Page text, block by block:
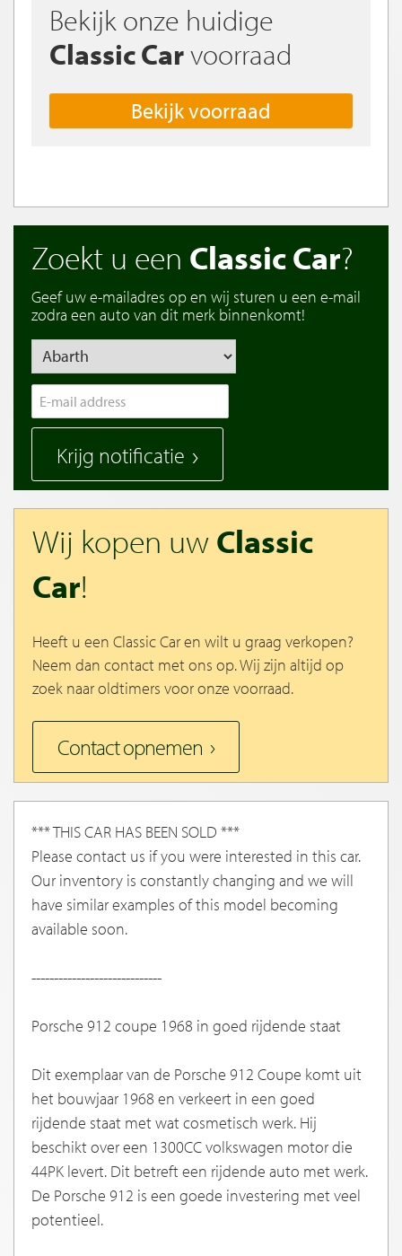
Bekijk onze huidige
Classic Carvoorraad
Bekijk voorraad
Zoekt u een Classic Car?
Geef uw e-mailadres op en wij sturen u een e-mail
zodra een auto van dit merk binnenkomt!
Krijg notificatie
Wij kopen uwClassic
Car!
Heeft u een Classic Car en wilt u graag verkopen?
Neem dan contact met ons op. Wij zijn altijd op
zoek naar oldtimers voor onze voorraad.
Contact opnemen
*** THIS CAR HAS BEEN SOLD ***
Please contact us if you were interested in this car.
Our inventory is constantly changing and we will
have similar examples of this model becoming
available soon.
-----------------------------
Porsche 912 coupe 1968 in goed rijdende staat
Dit exemplaar van de Porsche 912 Coupe komt uit
het bouwjaar 1968 en verkeert in een goed
rijdende staat met wat cosmetisch werk. Hij
beschikt over een 1300CC volkswagen motor die
44PK levert. Dit betreft een rijdende auto met werk.
De Porsche 912 is een goede investering met veel
potentieel.